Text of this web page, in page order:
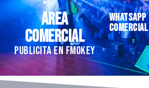
AREA
COMERCIAL
PUBLICITA EN FMOKEY
WHATSAPP
COMERCIAL